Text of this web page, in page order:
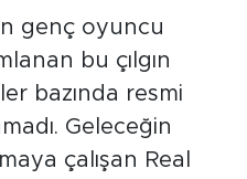
genç oyuncu
bu çılgın
bazında resmi
Geleceğin
çalışan Real